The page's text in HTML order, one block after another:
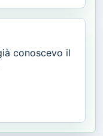
conoscevo il